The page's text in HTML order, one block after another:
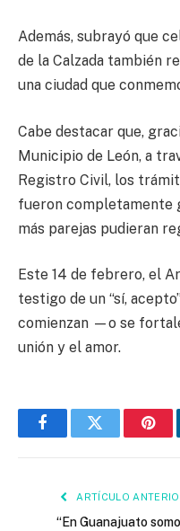
Además, subrayó que
de la Calzada también
una ciudad que
Cabe destacar que,
Municipio de León, a
Registro Civil, los
fueron completamente
más parejas pudieran
Este 14 de febrero, el
testigo de un “sí,
comienzan —o se
unión y el amor.
FacebookTwitter
ARTÍCULO
“En Guanajuato